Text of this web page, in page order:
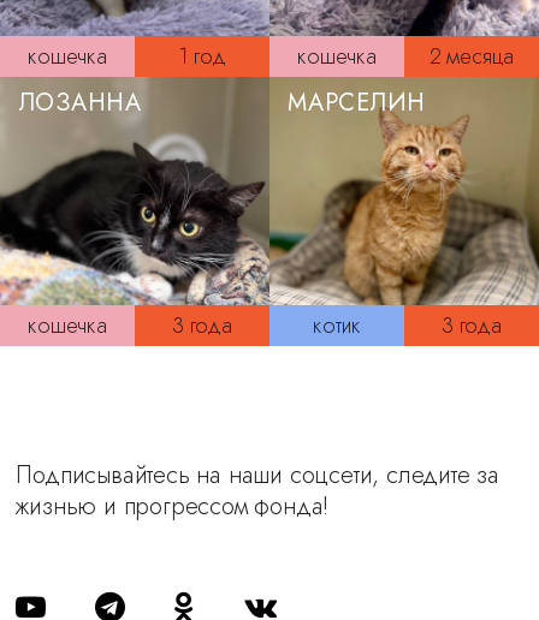
кошечка 1 год кошечка 2 месяца
кошечка 3 года
ЛОЗАННА
котик 3 года
МАРСЕЛИН
Подписывайтесь на наши соцсети, следите за
жизнью и прогрессом фонда!